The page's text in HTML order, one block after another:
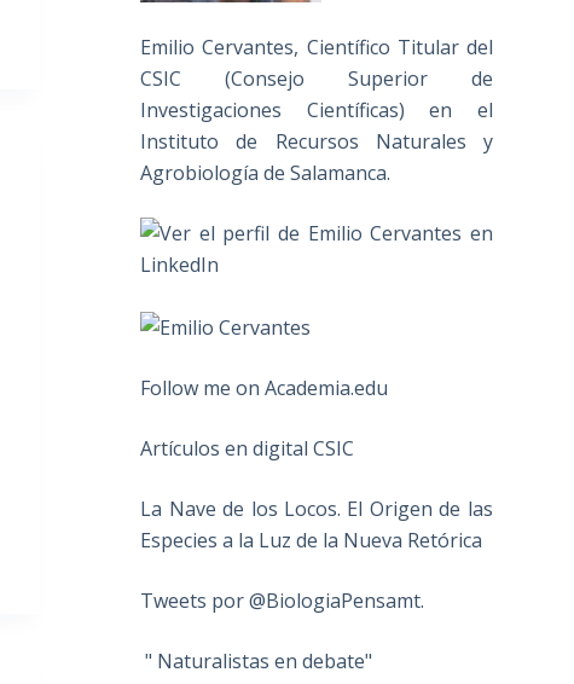
Emilio Cervantes, Científico Titular del
CSIC (Consejo Superior de
Investigaciones Científicas) en el
Instituto de Recursos Naturales y
Agrobiología de Salamanca.
Follow me on Academia.edu
Artículos en digital CSIC
La Nave de los Locos. El Origen de las
Especies a la Luz de la Nueva Retórica
Tweets por @BiologiaPensamt.
" Naturalistas en debate"